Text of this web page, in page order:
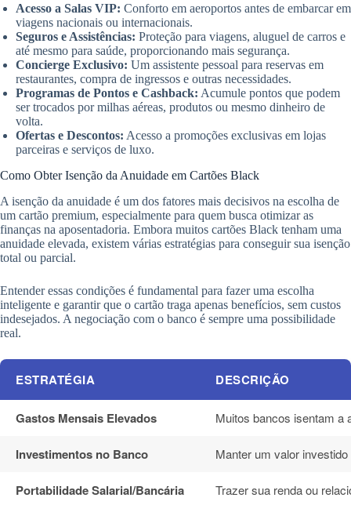
Acesso a Salas VIP: Conforto em aeroportos antes de embarcar em
viagens nacionais ou internacionais.
Seguros e Assistências: Proteção para viagens, aluguel de carros e
até mesmo para saúde, proporcionando mais segurança.
Concierge Exclusivo: Um assistente pessoal para reservas em
restaurantes, compra de ingressos e outras necessidades.
Programas de Pontos e Cashback: Acumule pontos que podem
ser trocados por milhas aéreas, produtos ou mesmo dinheiro de
volta.
Ofertas e Descontos: Acesso a promoções exclusivas em lojas
parceiras e serviços de luxo.
Como Obter Isenção da Anuidade em Cartões Black
A isenção da anuidade é um dos fatores mais decisivos na escolha de
um cartão premium, especialmente para quem busca otimizar as
finanças na aposentadoria. Embora muitos cartões Black tenham uma
anuidade elevada, existem várias estratégias para conseguir sua isenção
total ou parcial.
Entender essas condições é fundamental para fazer uma escolha
inteligente e garantir que o cartão traga apenas benefícios, sem custos
indesejados. A negociação com o banco é sempre uma possibilidade
real.
ESTRATÉGIA DESCRIÇÃO
Gastos Mensais Elevados Muitos bancos isentam a
Investimentos no Banco Manter um valor
Portabilidade Salarial/Bancária Trazer sua renda ou